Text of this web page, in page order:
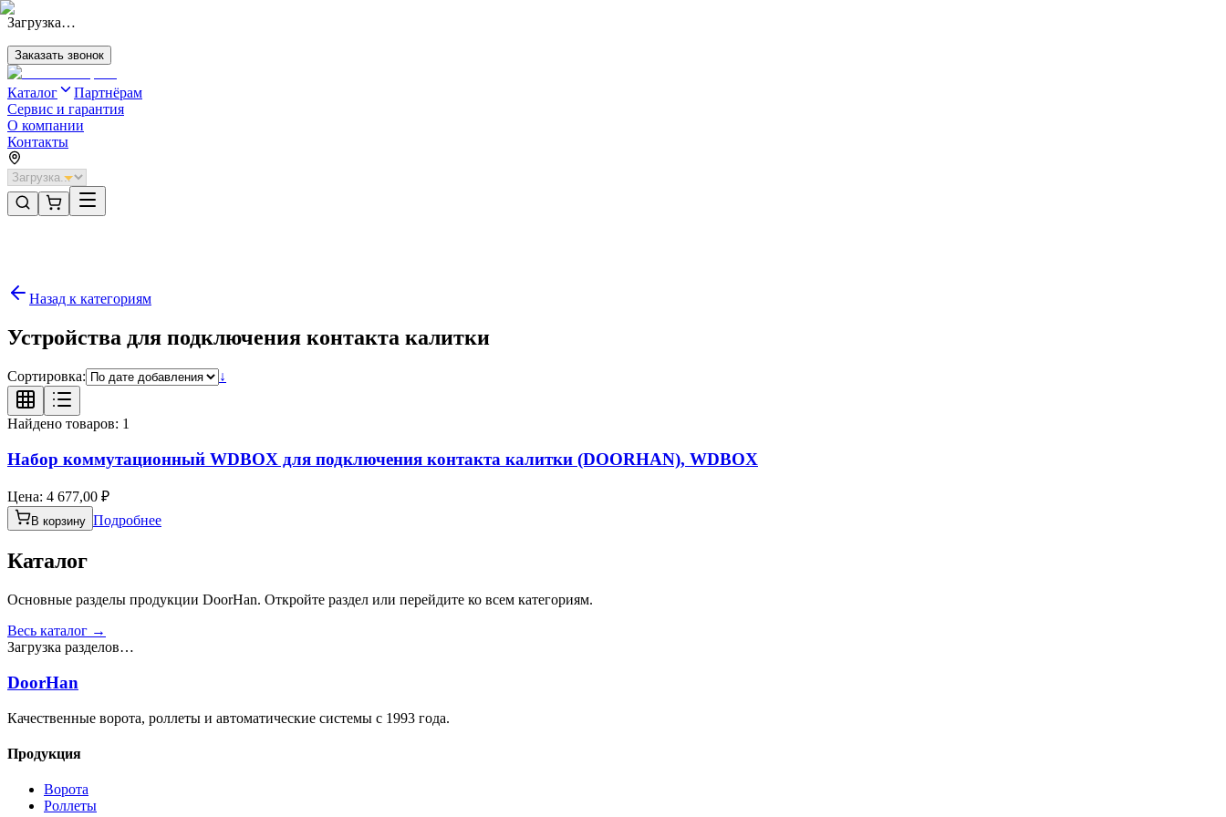
Загрузка…
Заказать звонок
Каталог
Партнёрам
Сервис и гарантия
О компании
Контакты
Устройства для подключения контакта калитки
Назад к категориям
Устройства для подключения контакта калитки
Сортировка: ↓
Найдено товаров: 1
Набор коммутационный WDBOX для подключения контакта калитки (DOORHAN), WDBOX
Цена: 4 677,00 ₽
В корзину Подробнее
Каталог
Основные разделы продукции DoorHan. Откройте раздел или перейдите ко всем категориям.
Весь каталог →
Загрузка разделов…
DoorHan
Качественные ворота, роллеты и автоматические системы с 1993 года.
Продукция
Ворота
Роллеты